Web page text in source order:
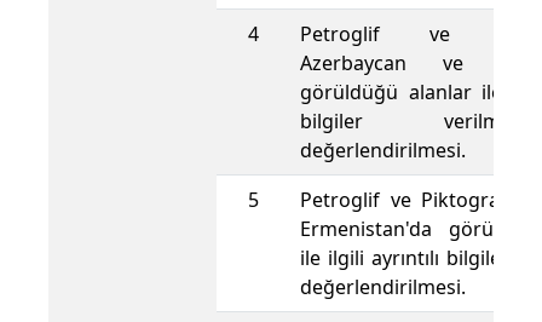
4
Petroglif ve
Azerbaycan ve
görüldüğü alanlar ile ilgili
bilgiler
değerlendirilmesi.
5
Petroglif ve
Ermenistan'da
ile ilgili ayrıntılı bilgiler
değerlendirilmesi.